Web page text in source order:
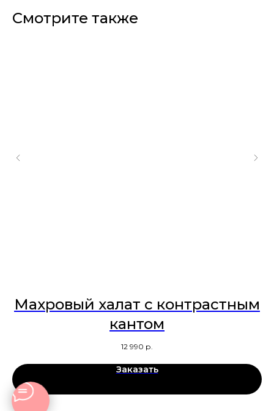
Смотрите также
Махровый халат с контрастным
кантом
12 990 р.
Заказать